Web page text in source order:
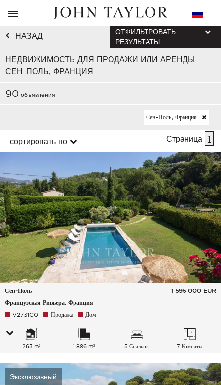
НАЗАД
НЕДВИЖИМОСТЬ ДЛЯ ПРОДАЖИ ИЛИ АРЕНДЫ
СЕН-ПОЛЬ, ФРАНЦИЯ
ОТФИЛЬТРОВАТЬ
РЕЗУЛЬТАТЫ
90 объявления
Сен-Поль, Франция
сортировать по Страница 1
Сен-Поль
Французская Ривьера, Франция
1 595 000 EUR
V2731CO Продажа Дом
263 m² 1 886 m² 5 Спальни 7 Комнаты
Эксклюзивный